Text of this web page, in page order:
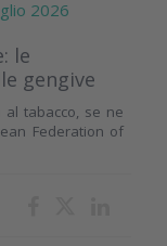
2026
le
gengive
tabacco, se ne
Federation of